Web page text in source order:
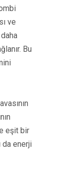
ve
Bu
eşit bir
da enerji